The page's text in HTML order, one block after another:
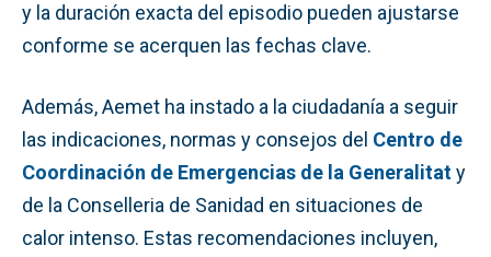
y la duración exacta del episodio pueden ajustarse
conforme se acerquen las fechas clave.
Además, Aemet ha instado a la ciudadanía a seguir
las indicaciones, normas y consejos del Centro de
Coordinación de Emergencias de la Generalitaty
de la Conselleria de Sanidad en situaciones de
calor intenso. Estas recomendaciones incluyen,